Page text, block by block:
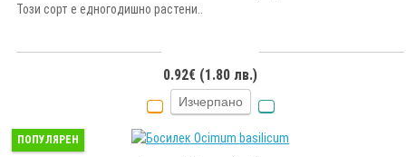
Този сорт е едногодишно растени..
0.92€ (1.80 лв.)
Изчерпано
ПОПУЛЯРЕН